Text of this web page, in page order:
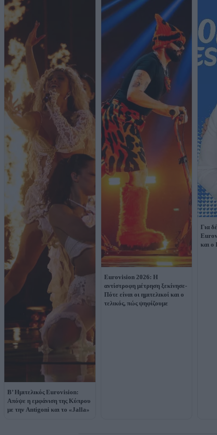
Β’ Ημιτελικός Eurovision:
Απόψε η εμφάνιση της Κύπρου
με την Antigoni και το «Jalla»
Eurovision 2026: Η
αντίστροφη μέτρηση ξεκίνησε-
Πότε είναι οι ημιτελικοί και ο
τελικός, πώς ψηφίζουμε
Για
και ο